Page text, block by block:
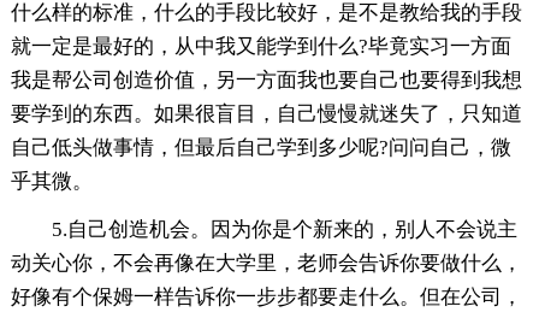
什么样的标准，什么的手段比较好，是不是教给我的手段
就一定是最好的，从中我又能学到什么?毕竟实习一方面
我是帮公司创造价值，另一方面我也要自己也要得到我想
要学到的东西。如果很盲目，自己慢慢就迷失了，只知道
自己低头做事情，但最后自己学到多少呢?问问自己，微
乎其微。
5.自己创造机会。因为你是个新来的，别人不会说主
动关心你，不会再像在大学里，老师会告诉你要做什么，
好像有个保姆一样告诉你一步步都要走什么。但在公司，